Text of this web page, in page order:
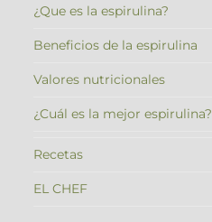
¿Que es la espirulina?
Beneficios de la espirulina
Valores nutricionales
¿Cuál es la mejor espirulina?
Recetas
EL CHEF